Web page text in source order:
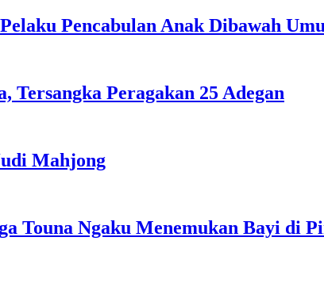
Pencabulan Anak Dibawah
Tersangka Peragakan 25 Adegan
Mahjong
Touna Ngaku Menemukan Bayi di